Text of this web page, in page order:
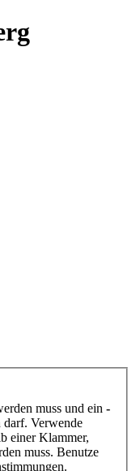
muss und ein -
darf. Verwende
einer Klammer,
muss. Benutze